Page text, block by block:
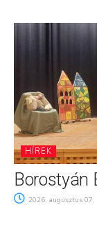
HÍREK
Borostyán
2026. augusztus 07.